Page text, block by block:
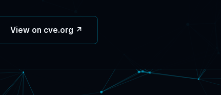
View on cve.org ↗